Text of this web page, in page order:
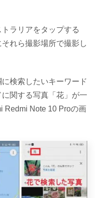
ラリアをタップする
れら撮影場所で撮影し
検索したいキーワード
に関する写真「花」が一
Redmi Note 10 Proの画